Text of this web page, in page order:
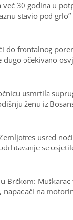
već 30 godina u
stavio pod grlo”
do frontalnog
dugo očekivano
usmrtila
ženu iz
usred
se
Brčkom:
napadači na